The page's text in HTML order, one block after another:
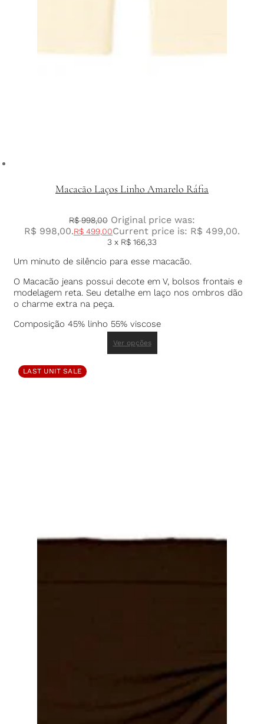
Macacão Laços Linho Amarelo Ráfia
R$998,00 Original price was:
R$ 998,00.R$ 499,00Current price is: R$ 499,00.
3 x R$ 166,33
Um minuto de silêncio para esse macacão.
O Macacão jeans possui decote em V, bolsos frontais e
modelagem reta. Seu detalhe em laço nos ombros dão
o charme extra na peça.
Composição 45% linho 55% viscose
Ver opções
LAST UNIT SALE